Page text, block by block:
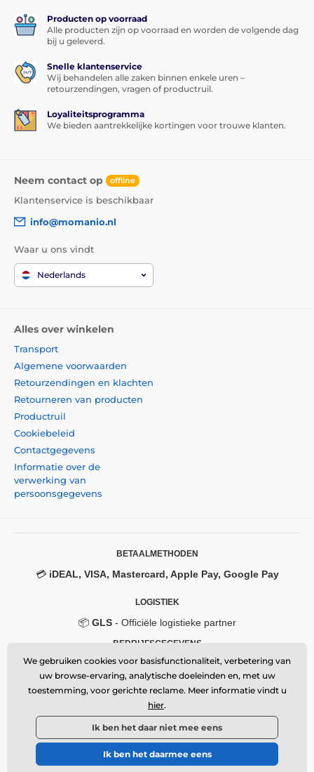
Producten op voorraad
Alle producten zijn op voorraad en worden de volgende dag
bij u geleverd.
Snelle klantenservice
Wij behandelen alle zaken binnen enkele uren –
retourzendingen, vragen of productruil.
Loyaliteitsprogramma
We bieden aantrekkelijke kortingen voor trouwe klanten.
Neem contact op offline
Klantenservice is beschikbaar
info@momanio.nl
Waar u ons vindt
Nederlands
Alles over winkelen
Transport
Algemene voorwaarden
Retourzendingen en klachten
Retourneren van producten
Productruil
Cookiebeleid
Contactgegevens
Informatie over de
verwerking van
persoonsgegevens
BETAALMETHODEN
💳 iDEAL, VISA, Mastercard, Apple Pay, Google Pay
LOGISTIEK
📦 GLS- Officiële logistieke partner
BEDRIJFSGEGEVENS
Momanio s.r.o.
Okružní 361/14, 747 18, Píšť, Czech Republic
VAT: CZ09604707
info@momanio.nl
🔒 Beveiligde SSL-verbinding
© 2026 www.momanio.nl ⦁ Webshop gemaakt door
We gebruiken cookies voor basisfunctionaliteit, verbetering van
uw browse-ervaring, analytische doeleinden en, met uw
toestemming, voor gerichte reclame. Meer informatie vindt u
hier.
Ik ben het daar niet mee eens
Ik ben het daarmee eens